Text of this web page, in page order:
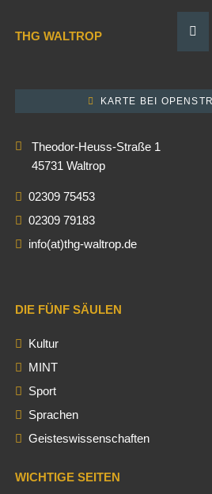
THG WALTROP
KARTE BEI
Theodor-Heuss-Straße 1
45731 Waltrop
02309 75453
02309 79183
info(at)thg-waltrop.de
DIE FÜNF SÄULEN
Kultur
MINT
Sport
Sprachen
Geisteswissenschaften
WICHTIGE SEITEN